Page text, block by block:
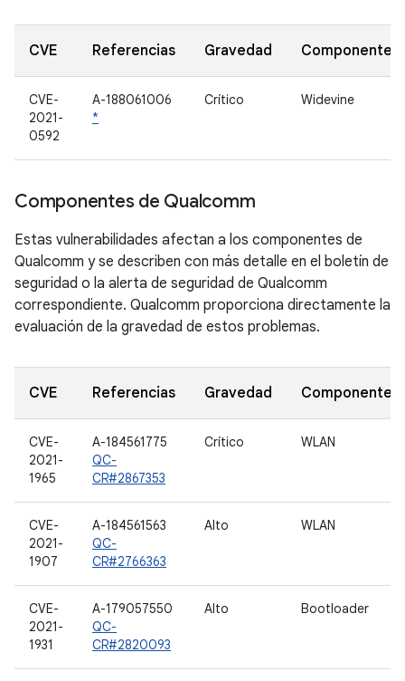
CVE Referencias Gravedad Componente
CVE-
2021-
0592
A-188061006
*
Crítico Widevine
Componentes de Qualcomm
Estas vulnerabilidades afectan a los componentes de
Qualcomm y se describen con más detalle en el boletín de
seguridad o la alerta de seguridad de Qualcomm
correspondiente. Qualcomm proporciona directamente la
evaluación de la gravedad de estos problemas.
CVE Referencias Gravedad Componente
CVE-
2021-
1965
A-184561775
QC-
CR#2867353
Crítico WLAN
CVE-
2021-
1907
A-184561563
QC-
CR#2766363
Alto WLAN
CVE-
2021-
1931
A-179057550
QC-
CR#2820093
Alto Bootloader